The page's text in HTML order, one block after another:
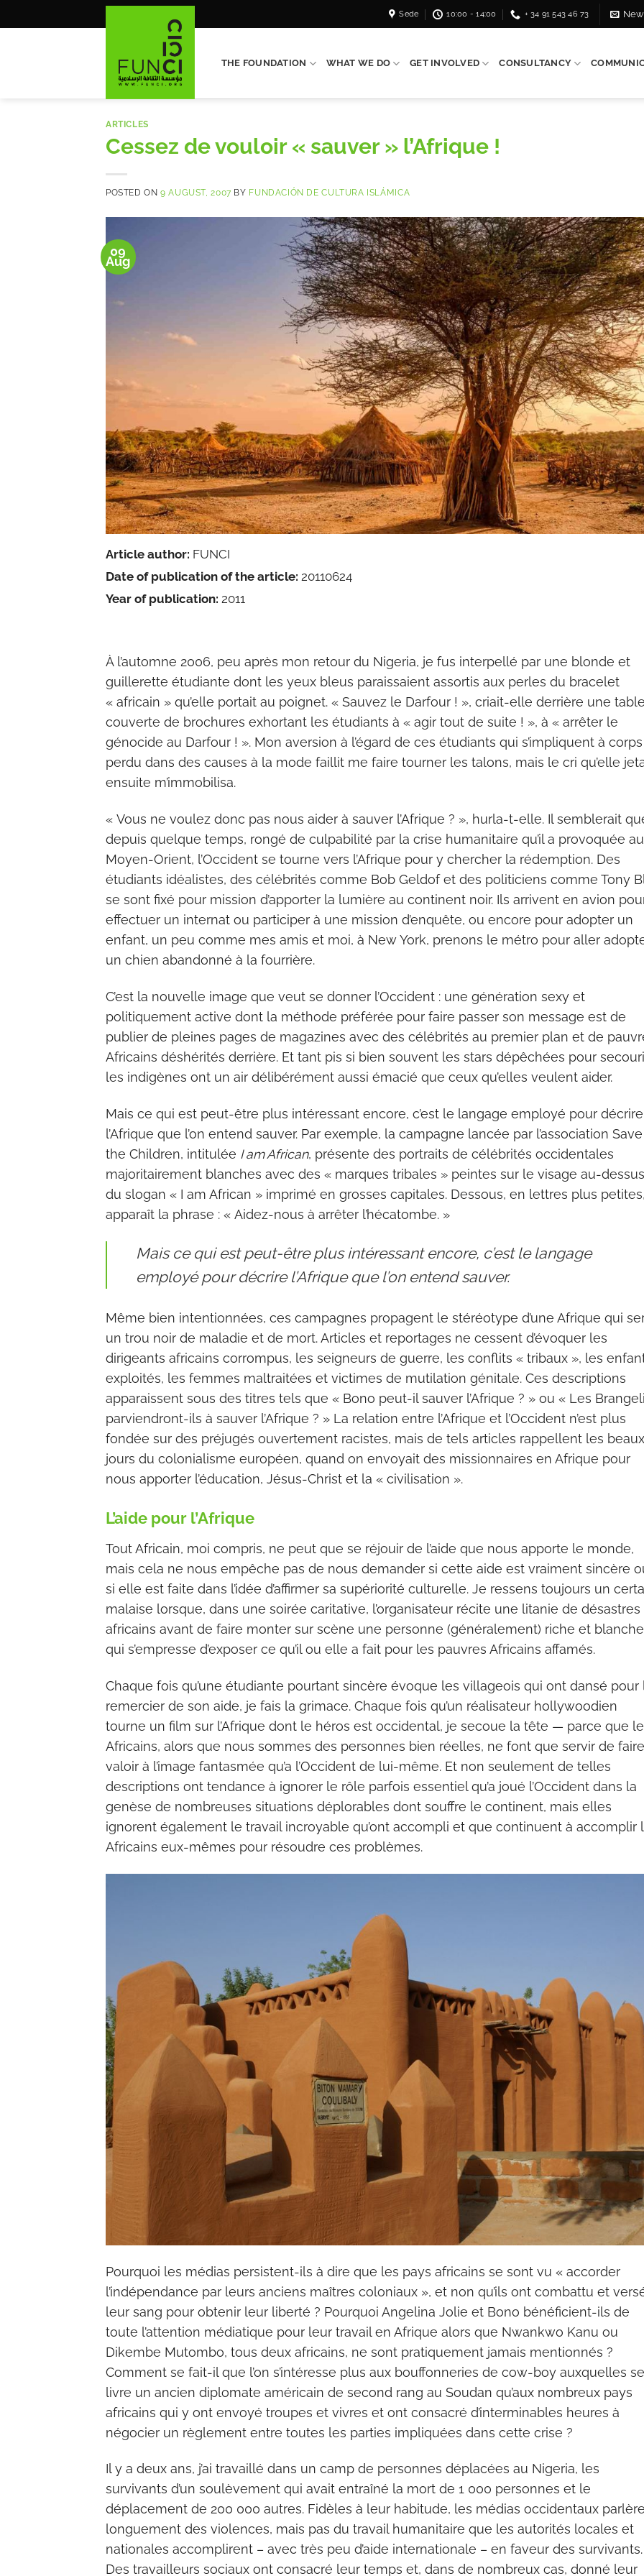
to
Sede 10:00 - 14:00 + 34 91 543 46 73
THE FOUNDATION WHAT WE DO GET INVOLVED CONSULTANCY
ARTICLES
Cessez de vouloir « sauver » l’Afrique !
POSTED ON9 AUGUST, 2007 BY FUNDACIÓN DE CULTURA ISLÁMICA
09
Aug
Article author: FUNCI
Date of publication of the article: 20110624
Year of publication: 2011
À l’automne 2006, peu après mon retour du Nigeria, je fus interpellé par une blonde et
guillerette étudiante dont les yeux bleus paraissaient assortis aux perles du bracelet
« africain » qu’elle portait au poignet. « Sauvez le Darfour ! », criait-elle derrière une table
couverte de brochures exhortant les étudiants à « agir tout de suite ! », à « arrêter le
génocide au Darfour ! ». Mon aversion à l’égard de ces étudiants qui s’impliquent à corps
perdu dans des causes à la mode faillit me faire tourner les talons, mais le cri qu’elle
ensuite m’immobilisa.
« Vous ne voulez donc pas nous aider à sauver l’Afrique ? », hurla-t-elle. Il semblerait
depuis quelque temps, rongé de culpabilité par la crise humanitaire qu’il a provoquée au
Moyen-Orient, l’Occident se tourne vers l’Afrique pour y chercher la rédemption. Des
étudiants idéalistes, des célébrités comme Bob Geldof et des politiciens comme Tony
se sont fixé pour mission d’apporter la lumière au continent noir. Ils arrivent en avion
effectuer un internat ou participer à une mission d’enquête, ou encore pour adopter un
enfant, un peu comme mes amis et moi, à New York, prenons le métro pour aller
un chien abandonné à la fourrière.
C’est la nouvelle image que veut se donner l’Occident : une génération sexy et
politiquement active dont la méthode préférée pour faire passer son message est de
publier de pleines pages de magazines avec des célébrités au premier plan et de
Africains déshérités derrière. Et tant pis si bien souvent les stars dépêchées pour
les indigènes ont un air délibérément aussi émacié que ceux qu’elles veulent aider.
Mais ce qui est peut-être plus intéressant encore, c’est le langage employé pour décrire
l’Afrique que l’on entend sauver. Par exemple, la campagne lancée par l’association Save
the Children, intitulée I am African, présente des portraits de célébrités occidentales
majoritairement blanches avec des « marques tribales » peintes sur le visage au-dessus
du slogan « I am African » imprimé en grosses capitales. Dessous, en lettres plus petites,
apparaît la phrase : « Aidez-nous à arrêter l’hécatombe. »
Mais ce qui est peut-être plus intéressant encore, c’est le langage
employé pour décrire l’Afrique que l’on entend sauver.
Même bien intentionnées, ces campagnes propagent le stéréotype d’une Afrique qui
un trou noir de maladie et de mort. Articles et reportages ne cessent d’évoquer les
dirigeants africains corrompus, les seigneurs de guerre, les conflits « tribaux », les
exploités, les femmes maltraitées et victimes de mutilation génitale. Ces descriptions
apparaissent sous des titres tels que « Bono peut-il sauver l’Afrique ? » ou « Les
parviendront-ils à sauver l’Afrique ? » La relation entre l’Afrique et l’Occident n’est plus
fondée sur des préjugés ouvertement racistes, mais de tels articles rappellent les beaux
jours du colonialisme européen, quand on envoyait des missionnaires en Afrique pour
nous apporter l’éducation, Jésus-Christ et la « civilisation ».
L’aide pour l’Afrique
Tout Africain, moi compris, ne peut que se réjouir de l’aide que nous apporte le monde,
mais cela ne nous empêche pas de nous demander si cette aide est vraiment sincère
si elle est faite dans l’idée d’affirmer sa supériorité culturelle. Je ressens toujours un
malaise lorsque, dans une soirée caritative, l’organisateur récite une litanie de désastres
africains avant de faire monter sur scène une personne (généralement) riche et blanche
qui s’empresse d’exposer ce qu’il ou elle a fait pour les pauvres Africains affamés.
Chaque fois qu’une étudiante pourtant sincère évoque les villageois qui ont dansé pour
remercier de son aide, je fais la grimace. Chaque fois qu’un réalisateur hollywoodien
tourne un film sur l’Afrique dont le héros est occidental, je secoue la tête — parce que
Africains, alors que nous sommes des personnes bien réelles, ne font que servir de
valoir à l’image fantasmée qu’a l’Occident de lui-même. Et non seulement de telles
descriptions ont tendance à ignorer le rôle parfois essentiel qu’a joué l’Occident dans la
genèse de nombreuses situations déplorables dont souffre le continent, mais elles
ignorent également le travail incroyable qu’ont accompli et que continuent à accomplir
Africains eux-mêmes pour résoudre ces problèmes.
Pourquoi les médias persistent-ils à dire que les pays africains se sont vu « accorder
l’indépendance par leurs anciens maîtres coloniaux », et non qu’ils ont combattu et
leur sang pour obtenir leur liberté ? Pourquoi Angelina Jolie et Bono bénéficient-ils de
toute l’attention médiatique pour leur travail en Afrique alors que Nwankwo Kanu ou
Dikembe Mutombo, tous deux africains, ne sont pratiquement jamais mentionnés ?
Comment se fait-il que l’on s’intéresse plus aux bouffonneries de cow-boy auxquelles se
livre un ancien diplomate américain de second rang au Soudan qu’aux nombreux pays
africains qui y ont envoyé troupes et vivres et ont consacré d’interminables heures à
négocier un règlement entre toutes les parties impliquées dans cette crise ?
Il y a deux ans, j’ai travaillé dans un camp de personnes déplacées au Nigeria, les
survivants d’un soulèvement qui avait entraîné la mort de 1 000 personnes et le
déplacement de 200 000 autres. Fidèles à leur habitude, les médias occidentaux
longuement des violences, mais pas du travail humanitaire que les autorités locales et
nationales accomplirent – avec très peu d’aide internationale – en faveur des survivants.
Des travailleurs sociaux ont consacré leur temps et, dans de nombreux cas, donné leur